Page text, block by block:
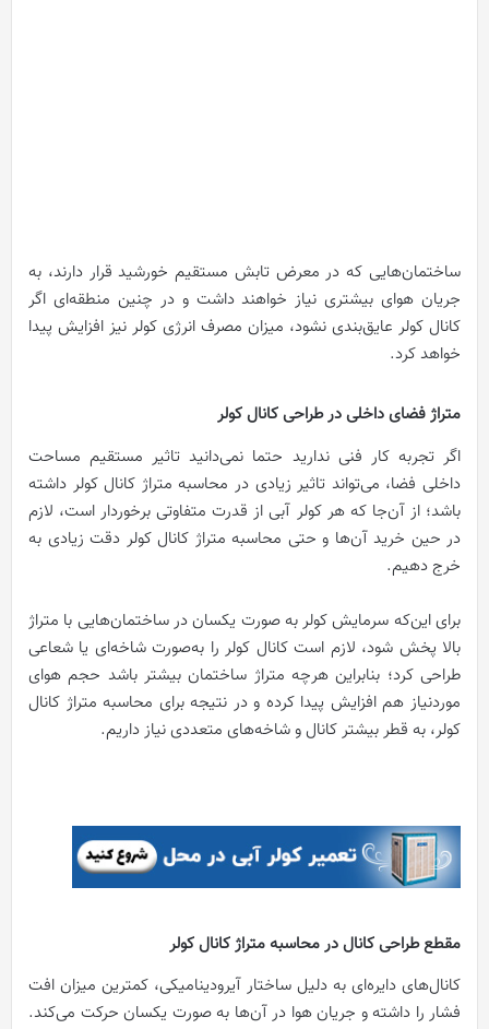
ساختمان‌هایی که در معرض تابش مستقیم خورشید قرار دارند، به
جریان هوای بیشتری نیاز خواهند داشت و در چنین منطقه‌ای اگر
کانال کولر عایق‌بندی نشود، میزان مصرف انرژی کولر نیز افزایش پیدا
خواهد کرد.
متراژ فضای داخلی در طراحی کانال کولر
اگر تجربه کار فنی ندارید حتما نمی‌دانید تاثیر مستقیم مساحت
داخلی فضا، می‌تواند تاثیر زیادی در محاسبه متراژ کانال کولر داشته
باشد؛ از آن‌جا که هر کولر آبی از قدرت متفاوتی برخوردار است، لازم
در حین خرید آن‌ها و حتی محاسبه متراژ کانال کولر دقت زیادی به
خرج دهیم.
برای این‌که سرمایش کولر به صورت یکسان در ساختمان‌هایی با متراژ
بالا پخش شود، لازم است کانال کولر را به‌صورت شاخه‌ای یا شعاعی
طراحی کرد؛ بنابراین هرچه متراژ ساختمان بیشتر باشد حجم هوای
موردنیاز هم افزایش پیدا کرده و در نتیجه برای محاسبه متراژ کانال
کولر، به قطر بیشتر کانال و شاخه‌های متعددی نیاز داریم.
مقطع طراحی کانال در محاسبه متراژ کانال کولر
کانال‌های دایره‌ای به دلیل ساختار آیرودینامیکی، کمترین میزان افت
فشار را داشته و جریان هوا در آن‌ها به صورت یکسان حرکت می‌کند.